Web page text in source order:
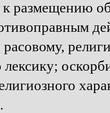
размещению